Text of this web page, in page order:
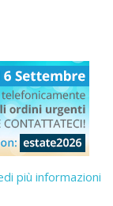
più informazioni